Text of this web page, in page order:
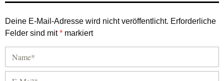
Deine E-Mail-Adresse wird nicht veröffentlicht. Erforderliche
Felder sind mit* markiert